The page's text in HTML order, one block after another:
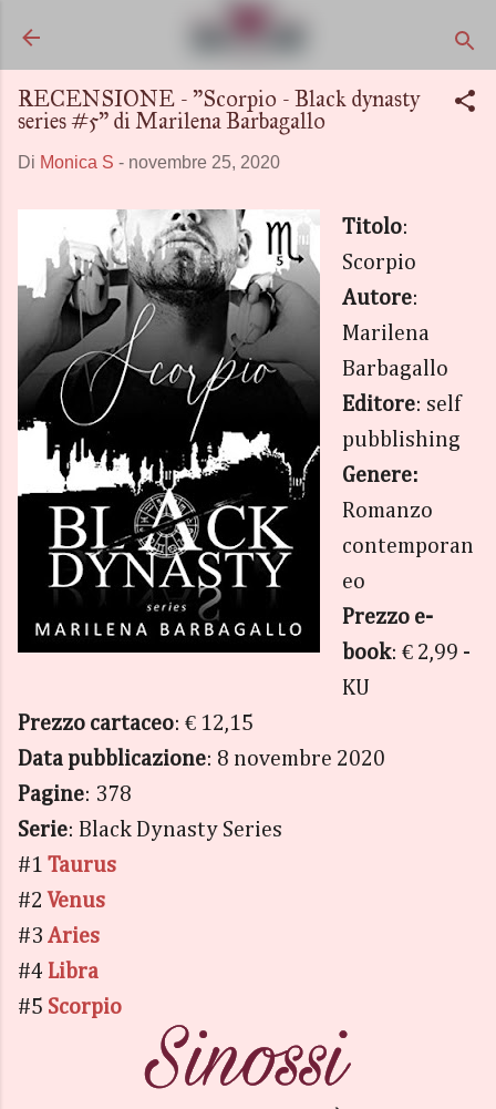
RECENSIONE - "Scorpio - Black dynasty
series #5" di Marilena Barbagallo
Di Monica S - novembre 25, 2020
Titolo:
Scorpio
Autore:
Marilena
Barbagallo
Editore: self
pubblishing
Genere:
Romanzo
contemporan
eo
Prezzo e-
book: € 2,99 -
KU
Prezzo cartaceo: € 12,15
Data pubblicazione: 8 novembre 2020
Pagine: 378
Serie: Black Dynasty Series
#1 Taurus
#2 Venus
#3 Aries
#4 Libra
#5 Scorpio